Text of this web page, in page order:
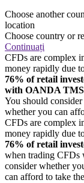
Choose another
location
Choose country or
Continuați
CFDs are complex
money rapidly due
76% of retail
with OANDA
You should
whether you can
CFDs are complex
money rapidly due
76% of retail
when trading
consider whether
can afford to take